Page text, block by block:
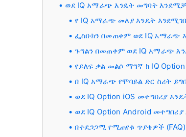
ወደ IQ አማራጭ እንዴት መግባት
የ IQ አማራጭ መለያ እንዴት
ፌስቡክን በመጠቀም ወደ IQ አማራጭ
ጉግልን በመጠቀም ወደ IQ አማራጭ
የይለፍ ቃል መልሶ ማግኛ ከ IQ
በ IQ አማራጭ የሞባይል ድር ስሪት
ወደ IQ Option iOS መተግበሪያ
ወደ IQ Option Android
በተደጋጋሚ የሚጠየቁ ጥያቄዎች (FAQ)